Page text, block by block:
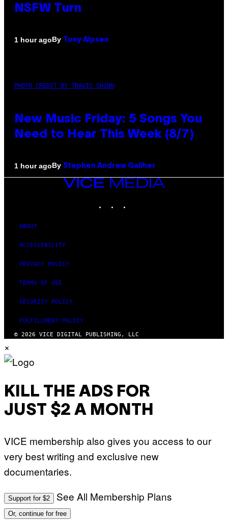
NSFW Turn
1 hour agoBy Tony Alpsen
PHOTO CREDIT BY TRAVIS SHINN
New Music Friday: 5 Songs You
Need to Hear This Week (8/7)
1 hour agoBy Stephen Andrew Galiher
VICE
ABOUT
ACCESSIBILITY
PRIVACY POLICY
TERMS OF USE
SECURITY POLICY
FULFILLMENT POLICY
© 2026 VICE DIGITAL PUBLISHING, LLC
×
KILL THE ADS FOR
JUST $2 A MONTH
VICE membership also gives you access to our
very best writing and exclusive new
documentaries.
Support for $2 See All Membership Plans
Or, continue for free